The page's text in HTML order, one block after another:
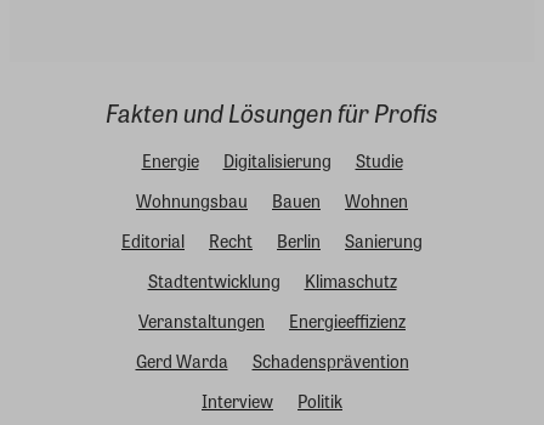
Fakten und Lösungen für Profis
Energie Digitalisierung
Studie
Wohnungsbau
Bauen
Wohnen
Editorial
Recht Berlin
Sanierung
Stadtentwicklung
Klimaschutz
Veranstaltungen
Energieeffizienz
Gerd Warda
Schadensprävention
Interview
Politik